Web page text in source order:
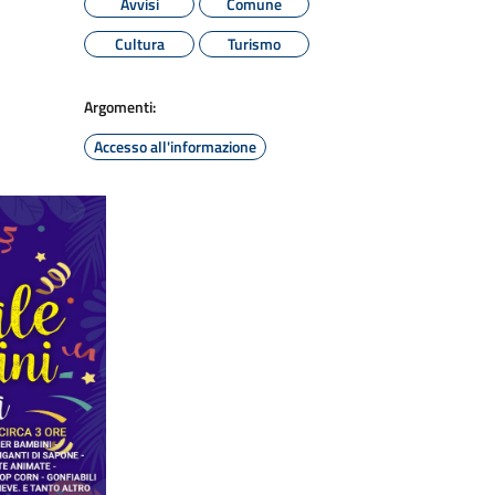
Cultura
Turismo
Argomenti:
Accesso all'informazione